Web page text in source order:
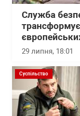
Служба
29 липня, 18:01
Суспільство